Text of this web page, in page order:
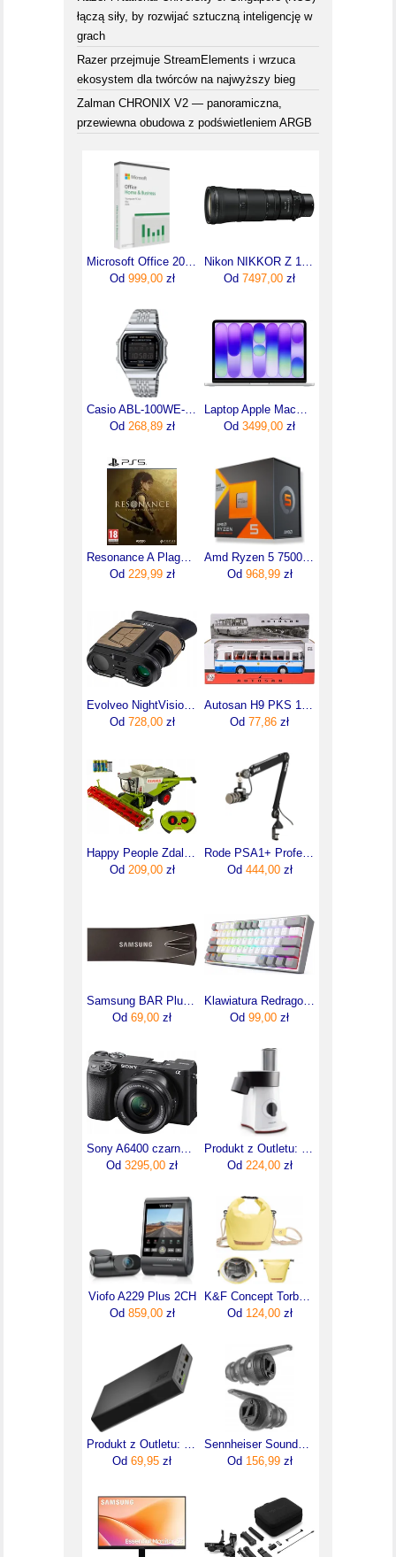
łączą siły, by rozwijać sztuczną inteligencję w
grach
Razer przejmuje StreamElements i wrzuca
ekosystem dla twórców na najwyższy bieg
Zalman CHRONIX V2 — panoramiczna,
przewiewna obudowa z podświetleniem ARGB
Microsoft Office 2024 Home & Business PL (EP206675)
Od 999,00zł
Nikon NIKKOR Z 180-600mm f/5.6-6.3 VR
Od 7497,00 zł
Casio ABL-100WE-1BEF
Od 268,89zł
Laptop Apple MacBook Neo 13"/A18 Pro/8GB/512GB/macOS (MHFC4ZEA)
Od 3499,00 zł
Resonance A Plague Tale Legacy (Gra PS5)
Od 229,99zł
Amd Ryzen 5 7500X3D 4 GHz 96 MB L3 TRAY(100000001904)
Od 968,99zł
Evolveo NightVision W25
Od 728,00zł
Autosan H9 PKS 1:43 Model Autobusu PRL Kolekcjonerski niebieski
Od 77,86 zł
Happy People Zdalnie Sterowany Kombajn Claas Lexion 780 Rc
Od 209,00zł
Rode PSA1+ Professional Studio Arm
Od 444,00zł
Samsung BAR Plus 64GB Titan Gray (MUF-64BE4/EU)
Od 69,00 zł
Klawiatura Redragon Fizz RGB Biała (K617WGRGB)
Od 99,00 zł
Sony A6400 czarny + 16-50mm
Od 3295,00 zł
Produkt z Outletu: PHILIPS Odnowiony fabrycznie Kolekcja Viva Urządzenie do przygotowywania sałatek HR1388/80R1
Od 224,00zł
Viofo A229 Plus 2CH
Od 859,00zł
K&F Concept Torba fotograficzna Urban Wander Sling U11 5 l żółta
Od 124,00zł
Produkt z Outletu: Greencell Powerplay20S Powerbank 20000Mah 22.5W Pd Usb C Z Szybkim Ładowaniem Do Iphone 15 14 13 12 Samsung Galaxy S24
Od 69,95 zł
Sennheiser Soundprotex Ochronne Zatyczki Stopery 1083145
Od 156,99zł